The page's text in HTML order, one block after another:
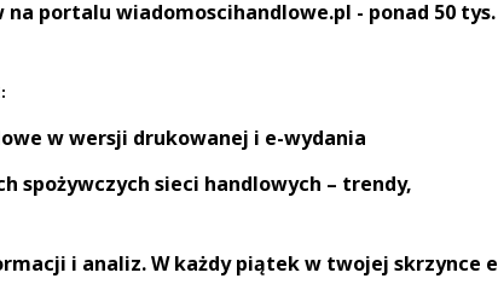
na portalu wiadomoscihandlowe.pl - ponad 50 tys.
w wersji drukowanej i e-wydania
spożywczych sieci handlowych – trendy,
i analiz. W każdy piątek w twojej skrzynce